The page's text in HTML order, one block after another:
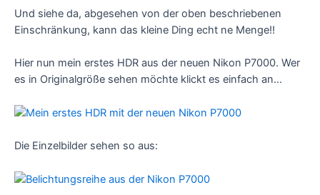
Und siehe da, abgesehen von der oben beschriebenen
Einschränkung, kann das kleine Ding echt ne Menge!!
Hier nun mein erstes HDR aus der neuen Nikon P7000. Wer
es in Originalgröße sehen möchte klickt es einfach an…
Die Einzelbilder sehen so aus: